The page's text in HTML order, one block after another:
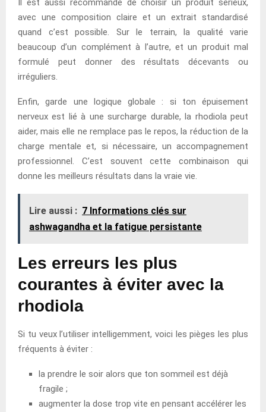
avec une composition claire et un extrait standardisé
quand c’est possible. Sur le terrain, la qualité varie
beaucoup d’un complément à l’autre, et un produit mal
formulé peut donner des résultats décevants ou
irréguliers.
Enfin, garde une logique globale : si ton épuisement
nerveux est lié à une surcharge durable, la rhodiola peut
aider, mais elle ne remplace pas le repos, la réduction de la
charge mentale et, si nécessaire, un accompagnement
professionnel. C’est souvent cette combinaison qui
donne les meilleurs résultats dans la vraie vie.
Lire aussi : 7 Informations clés sur
ashwagandha et la fatigue persistante
Les erreurs les plus
courantes à éviter avec la
rhodiola
Si tu veux l’utiliser intelligemment, voici les pièges les plus
fréquents à éviter :
la prendre le soir alors que ton sommeil est déjà
fragile ;
augmenter la dose trop vite en pensant accélérer les